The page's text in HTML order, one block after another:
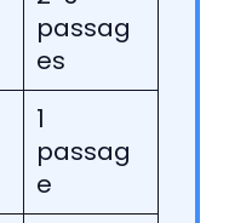
passag
es
1
passag
e